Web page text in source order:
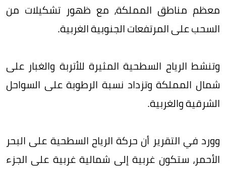
معظم مناطق المملكة، مع ظهور تشكيلات من
السحب على المرتفعات الجنوبية الغربية.
وتنشط الرياح السطحية المثيرة للأتربة والغبار على
شمال المملكة وتزداد نسبة الرطوبة على السواحل
الشرقية والغربية.
وورد في التقرير أن حركة الرياح السطحية على البحر
الأحمر، ستكون غربية إلى شمالية غربية على الجزء